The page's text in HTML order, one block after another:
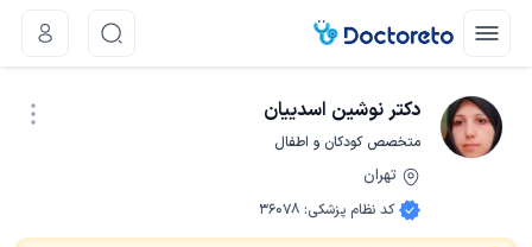
دکتر نوشین اسدییان
متخصص کودکان و اطفال
تهران
کد نظام پزشکی:
36078